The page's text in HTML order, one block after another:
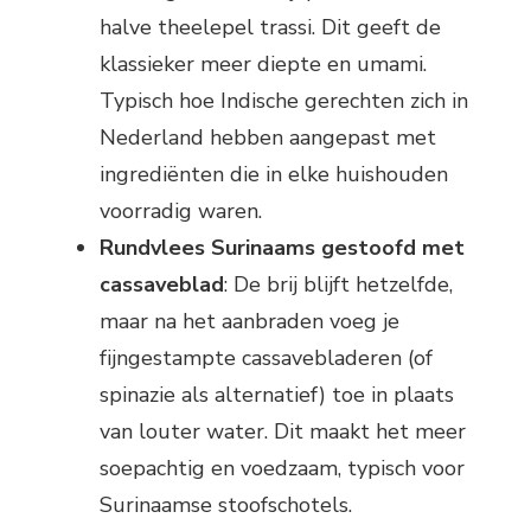
halve theelepel trassi. Dit geeft de
klassieker meer diepte en umami.
Typisch hoe Indische gerechten zich in
Nederland hebben aangepast met
ingrediënten die in elke huishouden
voorradig waren.
Rundvlees Surinaams gestoofd met
cassaveblad: De brij blijft hetzelfde,
maar na het aanbraden voeg je
fijngestampte cassavebladeren (of
spinazie als alternatief) toe in plaats
van louter water. Dit maakt het meer
soepachtig en voedzaam, typisch voor
Surinaamse stoofschotels.